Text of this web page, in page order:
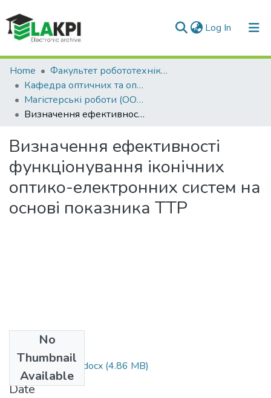
Log In (current)
Communities & Collections
All of DSpace
Statistics
Home
Факультет робототехніки та приладобудування (ФРП)
Кафедра оптичних та оптико-електронних приладів (ООЕП)
Магістерські роботи (ООЕП)
Визначення ефективності функціонування іконічних оптико-електронних систем на основі показника ТТР
Визначення ефективності
функціонування іконічних
оптико-електронних систем на
основі показника ТТР
No
Thumbnail
Available
Pashkov_magistr.docx (4.86 MB)
Date